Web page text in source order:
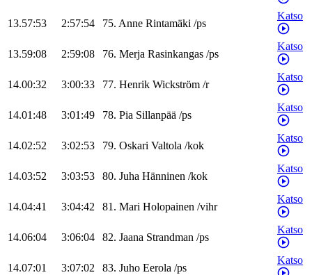
13.57:53 2:57:54 75. Anne Rintamäki /ps
Katso
13.59:08 2:59:08 76. Merja Rasinkangas /ps
Katso
14.00:32 3:00:33 77. Henrik Wickström /r
Katso
14.01:48 3:01:49 78. Pia Sillanpää /ps
Katso
14.02:52 3:02:53 79. Oskari Valtola /kok
Katso
14.03:52 3:03:53 80. Juha Hänninen /kok
Katso
14.04:41 3:04:42 81. Mari Holopainen /vihr
Katso
14.06:04 3:06:04 82. Jaana Strandman /ps
Katso
14.07:01 3:07:02 83. Juho Eerola /ps
Katso